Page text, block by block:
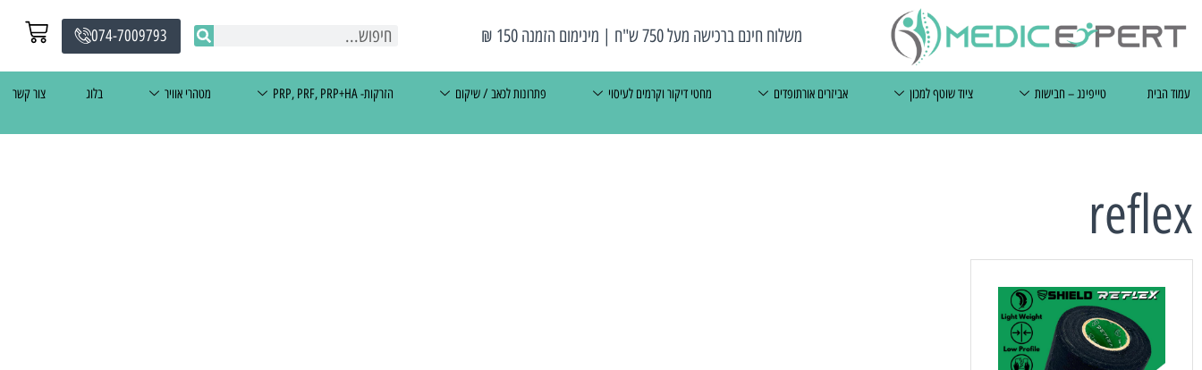
משלוח חינם ברכישה מעל 750 ש"ח | מינימום הזמנה 150 ₪ 074-7009793
עמוד הבית טייפינג – חבישות ציוד שוטף למכון אביזרים אורתופדים מחטי דיקור וקרמים לעיסוי פתרונות לכאב / שיקום הזרקות- PRP, PRF, PRP+HA מטהרי אוויר בלוג צור קשר
reflex